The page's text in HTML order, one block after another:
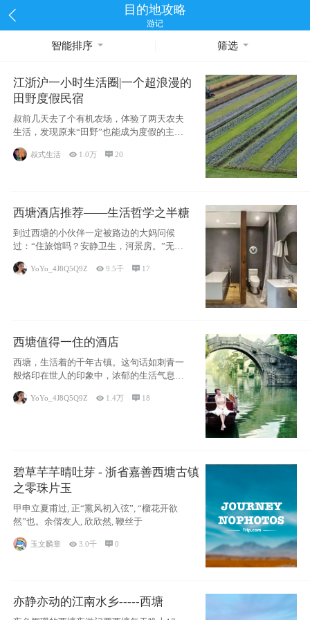
目的地攻略
游记
智能排序 筛选
江浙沪一小时生活圈|一个超浪漫的
田野度假民宿
叔前几天去了个有机农场，体验了两天农夫
生活，发现原来“田野”也能成为度假的主旋
律。江
叔式生活  1.0万 20
西塘酒店推荐——生活哲学之半糖
到过西塘的小伙伴一定被路边的大妈问候
过：“住旅馆吗？安静卫生，河景房。”无意
YoYo_4J8Q5Q9Z 9.5千  17
西塘值得一住的酒店
西塘，生活着的千年古镇。这句话如刺青一
般烙印在世人的印象中，浓郁的生活气息，
小桥流水
YoYo_4J8Q5Q9Z  1.4万  18
碧草芊芊晴吐芽 - 浙省嘉善西塘古镇
之零珠片玉
甲申立夏甫过, 正“熏风初入弦”, “榴花开欲
然”也。余偕友人, 欣欣然, 鞭丝于
玉文麟章  3.0千 0
亦静亦动的江南水乡-----西塘